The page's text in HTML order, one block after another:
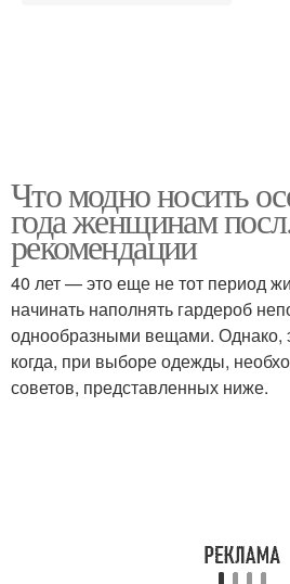
Что модно носить
года женщинам
рекомендации
40 лет — это еще не тот период
начинать наполнять гардероб
однообразными вещами. Однако,
когда, при выборе одежды,
советов, представленных ниже.